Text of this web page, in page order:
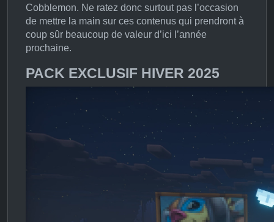
Cobblemon. Ne ratez donc surtout pas l’occasion
de mettre la main sur ces contenus qui prendront à
coup sûr beaucoup de valeur d’ici l’année
prochaine.
PACK EXCLUSIF HIVER 2025